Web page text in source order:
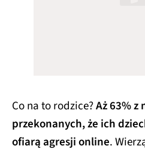
Co na to rodzice?Aż 63% z
przekonanych, że ich
ofiarą agresji online.